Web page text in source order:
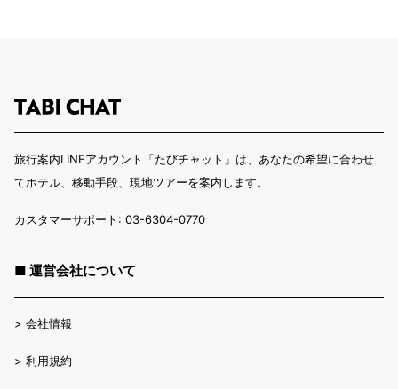
旅行案内LINEアカウント「たびチャット」は、あなたの希望に合わせ
てホテル、移動手段、現地ツアーを案内します。
カスタマーサポート: 03-6304-0770
■ 運営会社について
> 会社情報
> 利用規約